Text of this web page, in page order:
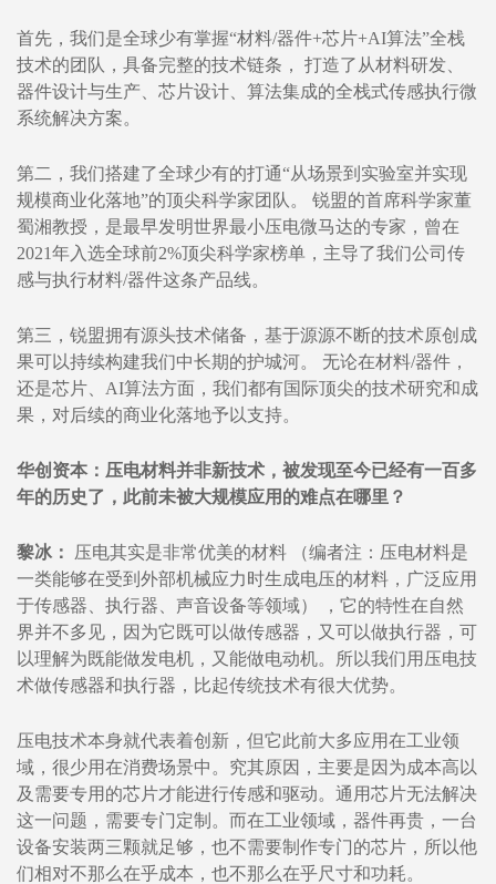
首先，我们是全球少有掌握“材料/器件+芯片+AI算法”全栈
技术的团队，具备完整的技术链条， 打造了从材料研发、
器件设计与生产、芯片设计、算法集成的全栈式传感执行微
系统解决方案。
第二，我们搭建了全球少有的打通“从场景到实验室并实现
规模商业化落地”的顶尖科学家团队。 锐盟的首席科学家董
蜀湘教授，是最早发明世界最小压电微马达的专家，曾在
2021年入选全球前2%顶尖科学家榜单，主导了我们公司传
感与执行材料/器件这条产品线。
第三，锐盟拥有源头技术储备，基于源源不断的技术原创成
果可以持续构建我们中长期的护城河。 无论在材料/器件，
还是芯片、AI算法方面，我们都有国际顶尖的技术研究和成
果，对后续的商业化落地予以支持。
华创资本：压电材料并非新技术，被发现至今已经有一百多
年的历史了，此前未被大规模应用的难点在哪里？
黎冰：
压电其实是非常优美的材料 （编者注：压电材料是
一类能够在受到外部机械应力时生成电压的材料，广泛应用
于传感器、执行器、声音设备等领域） ，它的特性在自然
界并不多见，因为它既可以做传感器，又可以做执行器，可
以理解为既能做发电机，又能做电动机。所以我们用压电技
术做传感器和执行器，比起传统技术有很大优势。
压电技术本身就代表着创新，但它此前大多应用在工业领
域，很少用在消费场景中。究其原因，主要是因为成本高以
及需要专用的芯片才能进行传感和驱动。通用芯片无法解决
这一问题，需要专门定制。而在工业领域，器件再贵，一台
设备安装两三颗就足够，也不需要制作专门的芯片，所以他
们相对不那么在乎成本，也不那么在乎尺寸和功耗。